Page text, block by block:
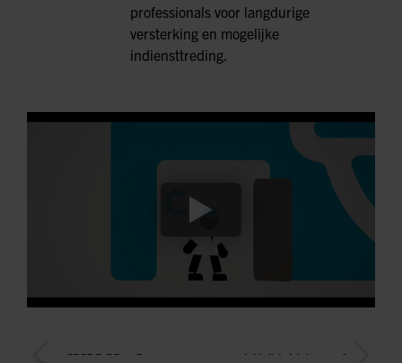
professionals voor langdurige
versterking en mogelijke
indiensttreding.